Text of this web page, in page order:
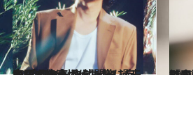
2022.5.5
森田 剛インタビュー 過去からも未来からも常に自由に ファンや仲間との“今”を大切にしたい
カルチャー 町田啓太インタビュー 気持ち
カ